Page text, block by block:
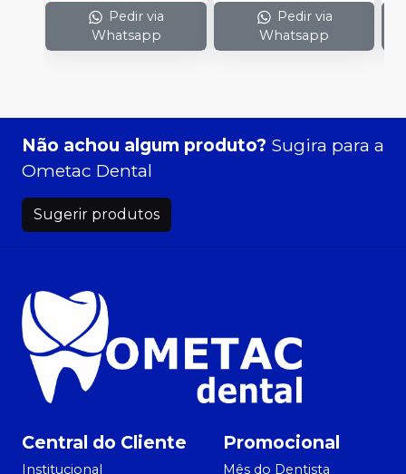
Pedir via
Whatsapp
Pedir via
Whatsapp
Não achou algum produto? Sugira para a
Ometac Dental
Sugerir produtos
Central do Cliente
Institucional
Promocional
Mês do Dentista